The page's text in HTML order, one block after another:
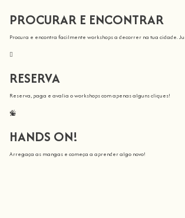
PROCURAR E ENCONTRAR
Procura e encontra facilmente workshops a decorrer na tua cidade.
RESERVA
Reserva, paga e avalia o workshops com apenas alguns cliques!
HANDS ON!
Arregaça as mangas e começa a aprender algo novo!